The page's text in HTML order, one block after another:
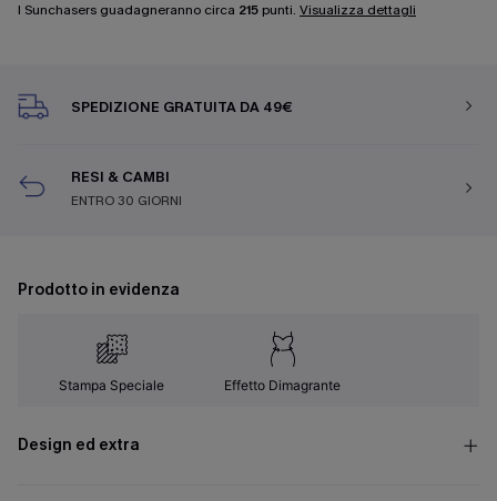
I Sunchasers guadagneranno circa 215 punti. Visualizza dettagli
SPEDIZIONE GRATUITA DA 49€
RESI & CAMBI
ENTRO 30 GIORNI
Prodotto in evidenza
Stampa Speciale Effetto Dimagrante
Design ed extra